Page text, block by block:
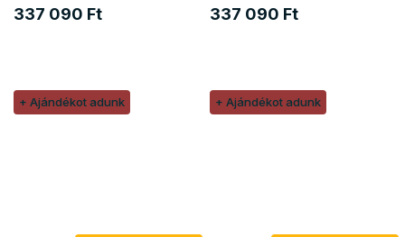
337 090 Ft 337 090 Ft
+ Ajándékot adunk + Ajándékot adunk